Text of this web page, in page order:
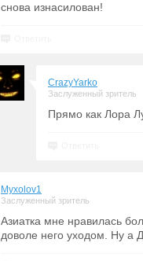
снова изнасилован!
CrazyYarko
Заслуженный зритель
Прямо как Лора
Myxolov1
Заслуженный зритель
Азиатка мне нравилась
доволе него уходом. Ну а